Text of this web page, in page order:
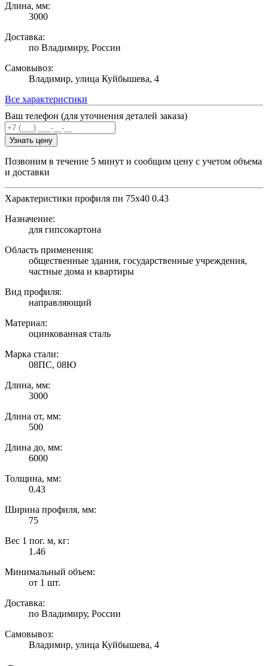
Длина, мм:
3000
Доставка:
по Владимиру, России
Самовывоз:
Владимир, улица Куйбышева, 4
Все характеристики
Ваш телефон (для уточнения деталей заказа)
Узнать цену
Позвоним в течение 5 минут и сообщим цену с учетом объема
и доставки
Характеристики профиля пн 75х40 0.43
Назначение:
для гипсокартона
Область применения:
общественные здания, государственные учреждения,
частные дома и квартиры
Вид профиля:
направляющий
Материал:
оцинкованная сталь
Марка стали:
08ПС, 08Ю
Длина, мм:
3000
Длина от, мм:
500
Длина до, мм:
6000
Толщина, мм:
0.43
Ширина профиля, мм:
75
Вес 1 пог. м, кг:
1.46
Минимальный объем:
от 1 шт.
Доставка:
по Владимиру, России
Самовывоз:
Владимир, улица Куйбышева, 4